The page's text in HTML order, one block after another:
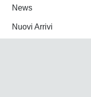
News
Nuovi Arrivi